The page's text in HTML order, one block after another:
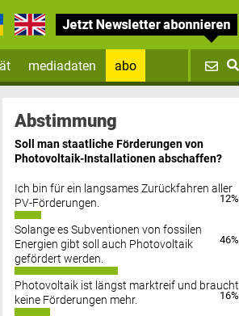
mediadaten
abo
Datenschutz FAQs
Abstimmung
Soll man staatliche Förderungen von
Photovoltaik-Installationen abschaffen?
Ich bin für ein langsames Zurückfahren aller
PV-Förderungen.
12%
Solange es Subventionen von fossilen
Energien gibt soll auch Photovoltaik
gefördert werden.
46%
Photovoltaik ist längst marktreif und braucht
keine Förderungen mehr.
16%